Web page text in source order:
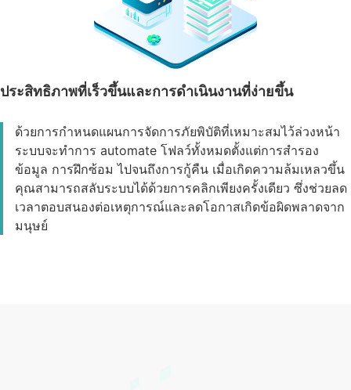
ประสิทธิภาพที่เร็วขึ้นและการดำเนินงานที่ง่ายขึ้น
ด้วยการกำหนดแผนการจัดการภัยพิบัติที่เหมาะสมไว้ล่วงหน้า
ระบบจะทำการ automate โฟลว์ทั้งหมดตั้งแต่การสำรอง
ข้อมูล การฝึกซ้อม ไปจนถึงการกู้คืน เมื่อเกิดความล้มเหลวขึ้น
คุณสามารถสลับระบบได้ด้วยการคลิกเพียงครั้งเดียว ซึ่งช่วยลด
เวลาตอบสนองต่อเหตุการณ์และลดโอกาสเกิดข้อผิดพลาดจาก
มนุษย์